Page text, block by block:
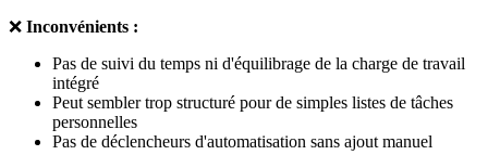
❌ Inconvénients :
Pas de suivi du temps ni d'équilibrage de la charge de travail
intégré
Peut sembler trop structuré pour de simples listes de tâches
personnelles
Pas de déclencheurs d'automatisation sans ajout manuel